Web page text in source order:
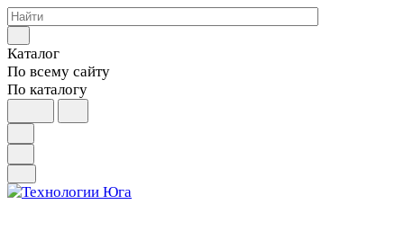
Каталог
По всему сайту
По каталогу